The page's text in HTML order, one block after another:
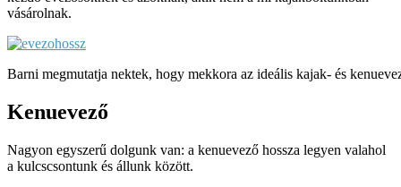
vásárolnak.
Barni megmutatja nektek, hogy mekkora az ideális kajak- és
Kenuevező
Nagyon egyszerű dolgunk van: a kenuevező hossza legyen valahol
a kulcscsontunk és állunk között.